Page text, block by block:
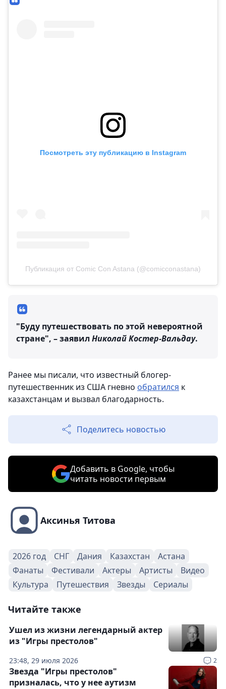
Посмотреть эту публикацию в Instagram
Публикация от Comic Con Astana (@comicconastana)
"Буду путешествовать по этой невероятной
стране", – заявил Николай Костер-Вальдау.
Ранее мы писали, что известный блогер-
путешественник из США гневно обратился к
казахстанцам и вызвал благодарность.
Поделитесь новостью
Добавить в Google, чтобы
читать новости первым
Аксинья Титова
2026 год СНГ Дания Казахстан
Астана
Фанаты
Фестивали Актеры Артисты
Видео
Культура
Путешествия Звезды Сериалы
Читайте также
23:48, 29 июля 2026 2
Ушел из жизни легендарный актер
из "Игры престолов"
Звезда "Игры престолов"
призналась, что у нее аутизм